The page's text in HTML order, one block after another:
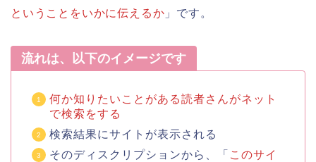
ということをいかに伝えるか 」です。
流れは、以下のイメージです
何か知りたいことがある読者さんがネット
で検索をする
検索結果にサイトが表示される
そのディスクリプションから、「 このサイ